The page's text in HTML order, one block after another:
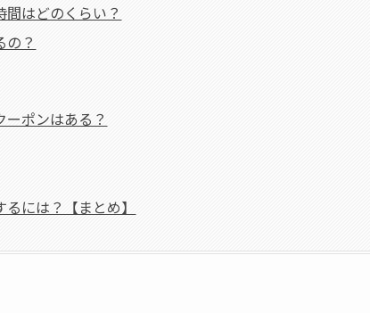
はどのくらい？
？
ポンはある？
には？【まとめ】